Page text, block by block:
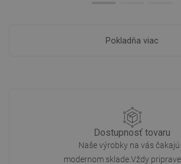
Pokladňa viac
Dostupnosť tovaru
Naše výrobky na vás čakajú
modernom sklade.Vždy